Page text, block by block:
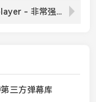
Artplayer - 非常强大的弹幕功能，支持第三方弹幕库
三方弹幕库